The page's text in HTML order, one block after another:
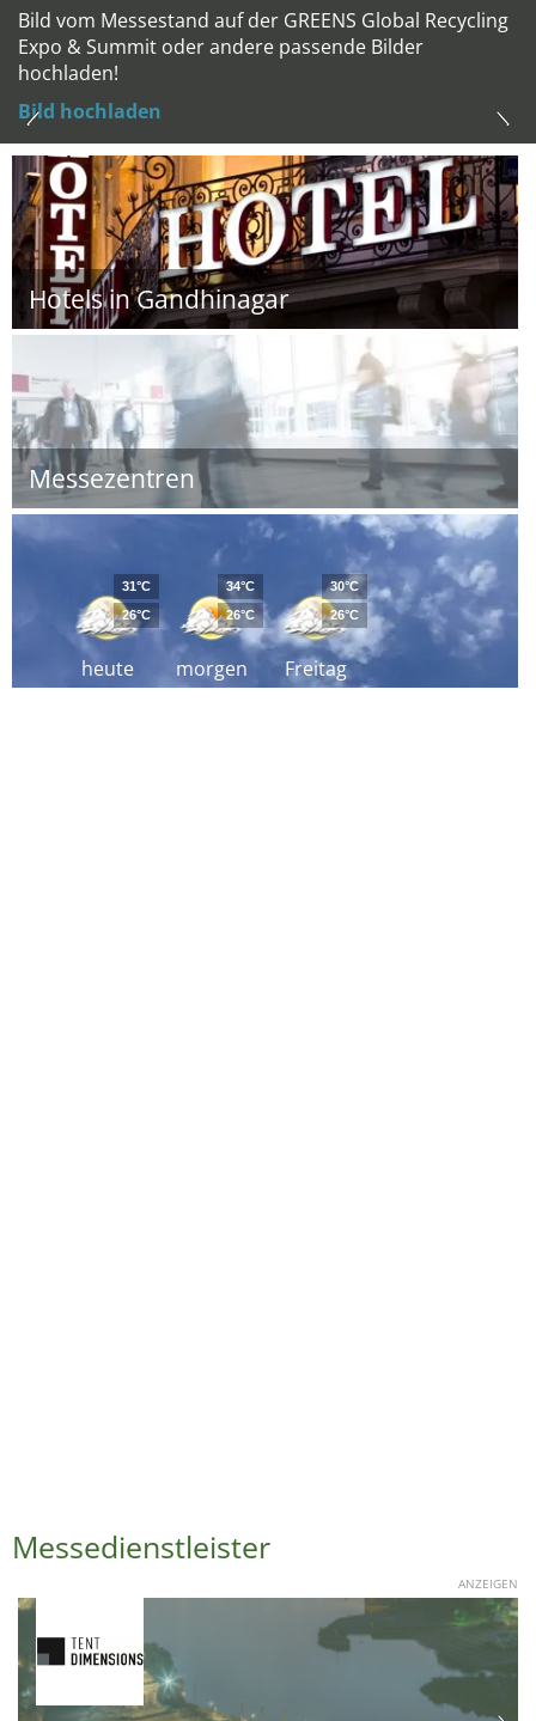
Bild vom Messestand auf der GREENS Global Recycling
Expo & Summit oder andere passende Bilder
hochladen!
Bild hochladen
Hotels in Gandhinagar
Messezentren
heute
31°C
26°C
morgen
34°C
26°C
Freitag
30°C
26°C
Messedienstleister
ANZEIGEN